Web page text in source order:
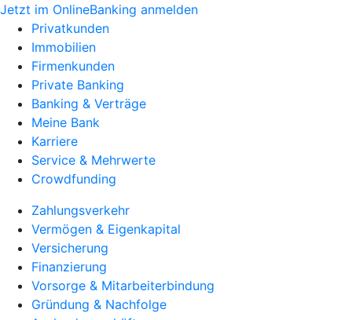
Jetzt im OnlineBanking anmelden
Privatkunden
Immobilien
Firmenkunden
Private Banking
Banking & Verträge
Meine Bank
Karriere
Service & Mehrwerte
Crowdfunding
Zahlungsverkehr
Vermögen & Eigenkapital
Versicherung
Finanzierung
Vorsorge & Mitarbeiterbindung
Gründung & Nachfolge